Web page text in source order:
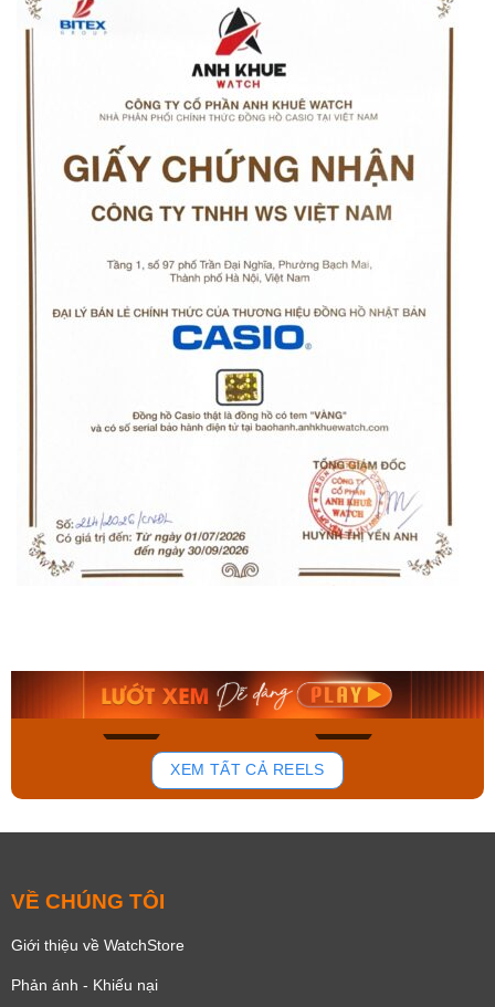
163
Mua ngay Mua ngay
XEM TẤT CẢ REELS
VỀ CHÚNG TÔI
Giới thiệu về WatchStore
Phản ánh - Khiếu nại